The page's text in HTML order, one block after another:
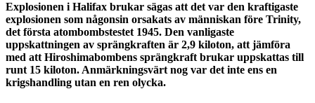
Explosionen i Halifax brukar sägas att det var den kraftigaste
explosionen som någonsin orsakats av människan före Trinity,
det första atombombstestet 1945. Den vanligaste
uppskattningen av sprängkraften är 2,9 kiloton, att jämföra
med att Hiroshimabombens sprängkraft brukar uppskattas till
runt 15 kiloton. Anmärkningsvärt nog var det inte ens en
krigshandling utan en ren olycka.